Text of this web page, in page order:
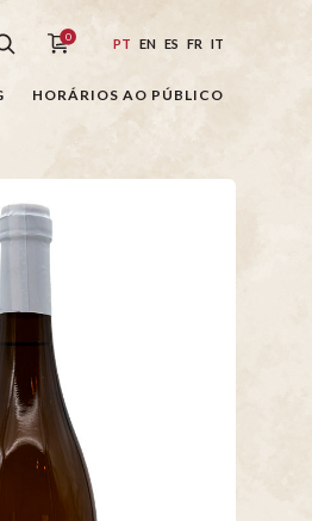
0 PT EN ES FR IT
HORÁRIOS AO PÚBLICO